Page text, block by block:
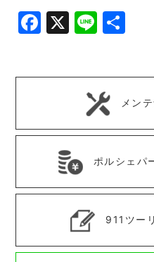
Facebook
X Line
メン
ポルシェパ
911ツー